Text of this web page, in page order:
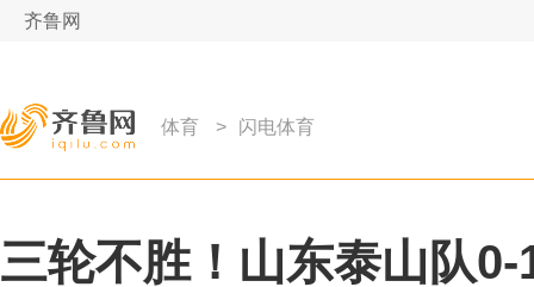
齐鲁网
体育 > 闪电体育
三轮不胜！山东泰山队